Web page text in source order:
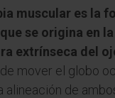
muscular es la
que se origina en la
extrínseca del
mover el globo
alineación de